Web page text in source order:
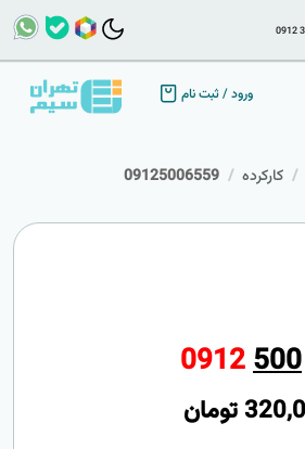
0912
ورود/ثبت نام
کارکرده 09125006559
0912500
تومان